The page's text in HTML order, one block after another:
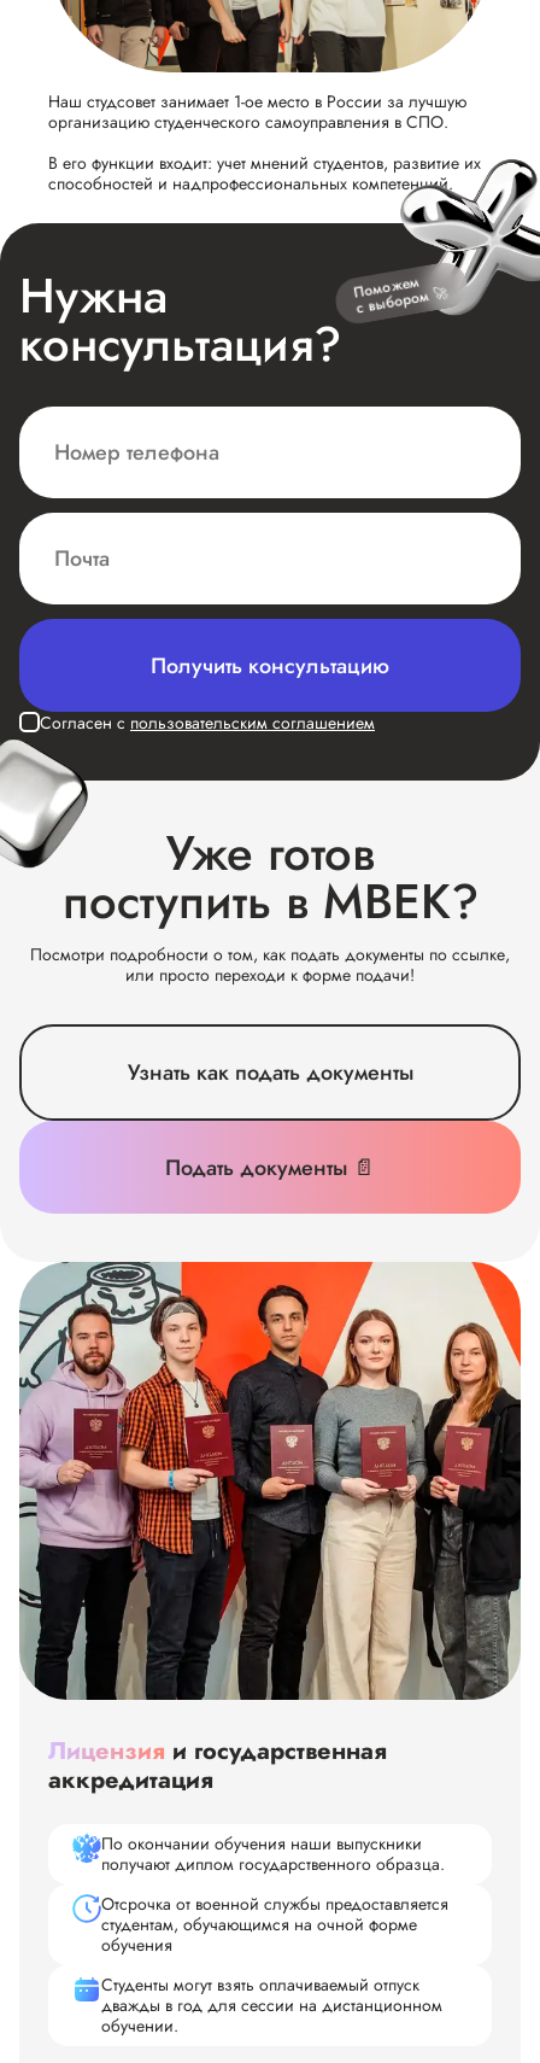
Наш студсовет занимает 1-ое место в России за лучшую
организацию студенческого самоуправления в СПО.
В его функции входит: учет мнений студентов, развитие их
способностей и надпрофессиональных компетенций.
Нужна
консультация?
Поможем
с выбором 🚀
Получить консультацию
Согласен с пользовательским соглашением
Уже готов
поступить в МВЕК?
Посмотри подробности о том, как подать документы по ссылке,
или просто переходи к форме подачи!
Узнать как подать документы
Подать документы 📄
Лицензия и государственная
аккредитация
По окончании обучения наши выпускники
получают диплом государственного образца.
Отсрочка от военной службы предоставляется
студентам, обучающимся на очной форме
обучения
Студенты могут взять оплачиваемый отпуск
дважды в год для сессии на дистанционном
обучении.